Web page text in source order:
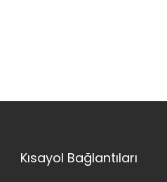
Kısayol Bağlantıları